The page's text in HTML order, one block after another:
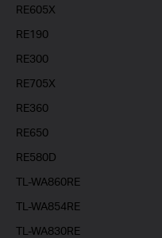
RE605X
RE190
RE300
RE705X
RE360
RE650
RE580D
TL-WA860RE
TL-WA854RE
TL-WA830RE